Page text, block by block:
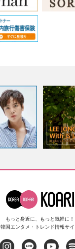
もっと身近に、もっと気軽に！
韓国エンタメ・トレンド情報サイ